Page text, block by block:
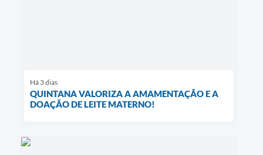
Há 3 dias
QUINTANA VALORIZA A AMAMENTAÇÃO E A
DOAÇÃO DE LEITE MATERNO!